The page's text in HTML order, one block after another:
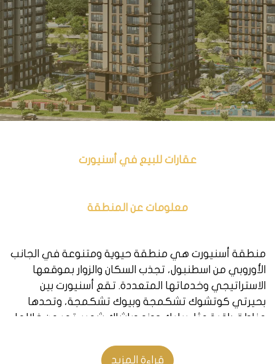
عقارات للبيع في أسنيورت
معلومات عن المنطقة
منطقة أسنيورت هي منطقة حيوية ومتنوعة في الجانب
الأوروبي من اسطنبول، تجذب السكان والزوار بموقعها
الاستراتيجي وخدماتها المتعددة. تقع أسنيورت بين
بحيرتي كوتشوك تشكمجة وبيوك تشكمجة، وتحدها
مناطق راقية مثل بيليك دوزو وباشاك شهير. تمر من خلالها
عامة مثل المتروبوس والمترو. تضم أسنيورت العديد من
قراءة المزيد